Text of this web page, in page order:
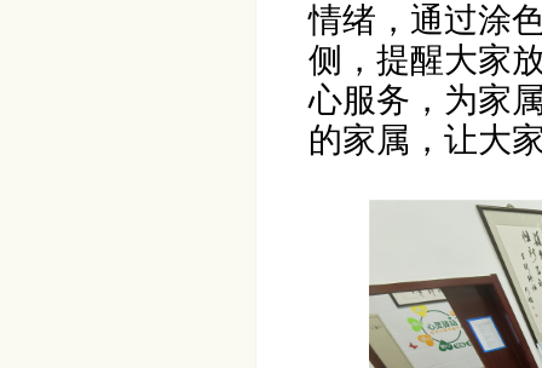
情绪，通过涂
侧，提醒大家
心服务，为家
的家属，让大